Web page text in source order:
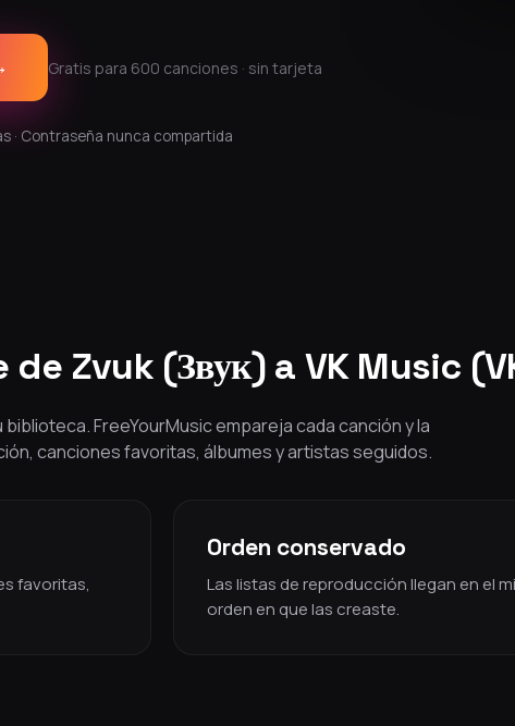
Gratis para 600 canciones · sin tarjeta
Contraseña nunca compartida
Zvuk (Звук) a VK Music
FreeYourMusic empareja cada canción y la
canciones favoritas, álbumes y artistas seguidos.
favoritas,
Orden conservado
Las listas de reproducción llegan en el
orden en que las creaste.